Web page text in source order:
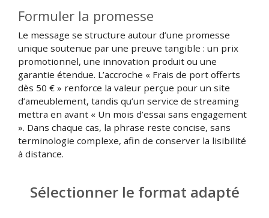
Formuler la promesse
Le message se structure autour d’une promesse
unique soutenue par une preuve tangible : un prix
promotionnel, une innovation produit ou une
garantie étendue. L’accroche « Frais de port offerts
dès 50 € » renforce la valeur perçue pour un site
d’ameublement, tandis qu’un service de streaming
mettra en avant « Un mois d’essai sans engagement
». Dans chaque cas, la phrase reste concise, sans
terminologie complexe, afin de conserver la lisibilité
à distance.
Sélectionner le format adapté